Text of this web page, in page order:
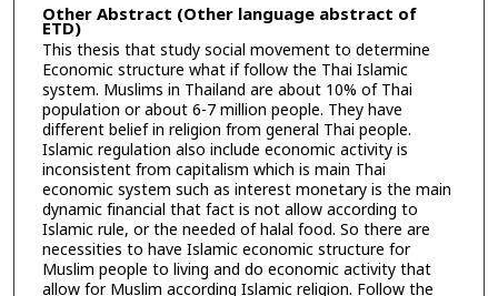
Other Abstract (Other language abstract of
ETD)
This thesis that study social movement to determine
Economic structure what if follow the Thai Islamic
system. Muslims in Thailand are about 10% of Thai
population or about 6-7 million people. They have
different belief in religion from general Thai people.
Islamic regulation also include economic activity is
inconsistent from capitalism which is main Thai
economic system such as interest monetary is the main
dynamic financial that fact is not allow according to
Islamic rule, or the needed of halal food. So there are
necessities to have Islamic economic structure for
Muslim people to living and do economic activity that
allow for Muslim according Islamic religion. Follow the